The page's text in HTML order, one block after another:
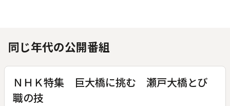
同じ年代の公開番組
ＮＨＫ特集 巨大橋に挑む 瀬戸大橋とび
職の技